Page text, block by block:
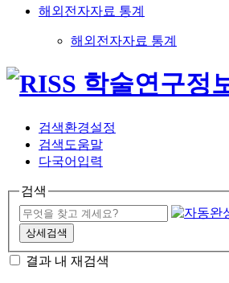
해외전자자료 통계
해외전자자료 통계
검색환경설정
검색도움말
다국어입력
검색
상세검색
결과 내 재검색